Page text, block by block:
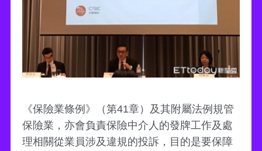
《保險業條例》（第41章）及其附屬法例規管
保險業，亦會負責保險中介人的發牌工作及處
理相關從業員涉及違規的投訴，目的是要保障